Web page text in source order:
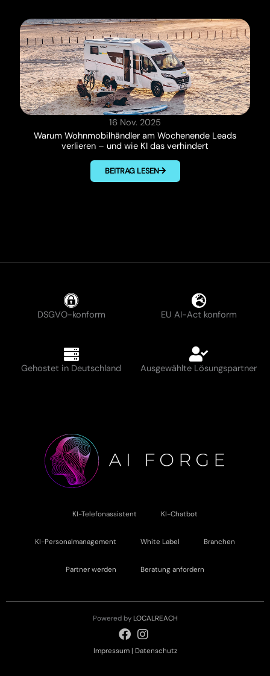
16 Nov. 2025
Warum Wohnmobilhändler am Wochenende Leads
verlieren – und wie KI das verhindert
BEITRAG LESEN
DSGVO-konform EU AI-Act konform
Gehostet in Deutschland Ausgewählte Lösungspartner
KI-Telefonassistent KI-Chatbot
KI-Personalmanagement White Label Branchen
Partner werden Beratung anfordern
Powered by LOCALREACH
Impressum| Datenschutz